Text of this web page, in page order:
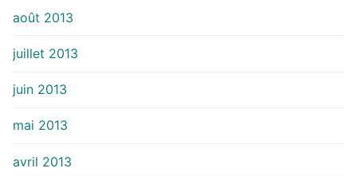
août 2013
juillet 2013
juin 2013
mai 2013
avril 2013